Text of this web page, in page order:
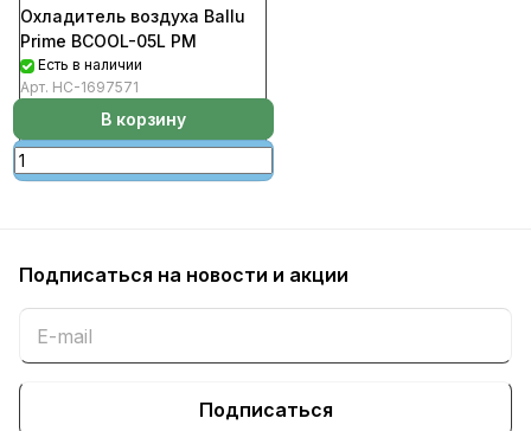
Охладитель воздуха Ballu
Prime BCOOL-05L PM
Есть в наличии
Арт. НС-1697571
В корзину
Подписаться на новости и акции
Подписаться